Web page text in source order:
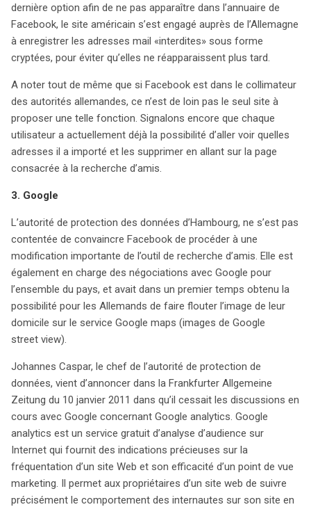
dernière option afin de ne pas apparaître dans l’annuaire de
Facebook, le site américain s’est engagé auprès de l’Allemagne
à enregistrer les adresses mail «interdites» sous forme
cryptées, pour éviter qu’elles ne réapparaissent plus tard.
A noter tout de même que si Facebook est dans le collimateur
des autorités allemandes, ce n’est de loin pas le seul site à
proposer une telle fonction. Signalons encore que chaque
utilisateur a actuellement déjà la possibilité d’aller voir quelles
adresses il a importé et les supprimer en allant sur la page
consacrée à la recherche d’amis.
3. Google
L’autorité de protection des données d’Hambourg, ne s’est pas
contentée de convaincre Facebook de procéder à une
modification importante de l’outil de recherche d’amis. Elle est
également en charge des négociations avec Google pour
l’ensemble du pays, et avait dans un premier temps obtenu la
possibilité pour les Allemands de faire flouter l’image de leur
domicile sur le service Google maps (images de Google
street view).
Johannes Caspar, le chef de l’autorité de protection de
données, vient d’annoncer dans la Frankfurter Allgemeine
Zeitung du 10 janvier 2011 dans qu’il cessait les discussions en
cours avec Google concernant Google analytics. Google
analytics est un service gratuit d’analyse d’audience sur
Internet qui fournit des indications précieuses sur la
fréquentation d’un site Web et son efficacité d’un point de vue
marketing. Il permet aux propriétaires d’un site web de suivre
précisément le comportement des internautes sur son site en